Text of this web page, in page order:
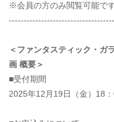
※会員の方のみ閲覧可能です
＜ファンタスティック・ガ
画 概要＞
■受付期間
2025年12月 19日（金） 18 ：